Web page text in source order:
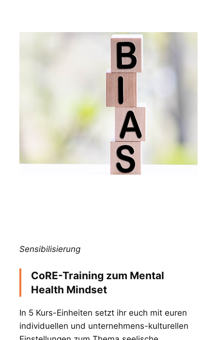
Sensibilisierung
CoRE-Training zum Mental
Health Mindset
In 5 Kurs-Einheiten setzt ihr euch mit euren
individuellen und unternehmens-kulturellen